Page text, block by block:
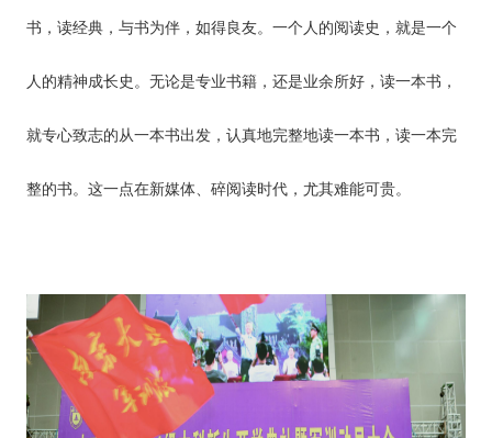
书，读经典，与书为伴，如得良友。一个人的阅读史，就是一个
人的精神成长史。无论是专业书籍，还是业余所好，读一本书，
就专心致志的从一本书出发，认真地完整地读一本书，读一本完
整的书。这一点在新媒体、碎阅读时代，尤其难能可贵。